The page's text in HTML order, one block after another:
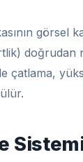
görsel
doğrudan
çatlama,